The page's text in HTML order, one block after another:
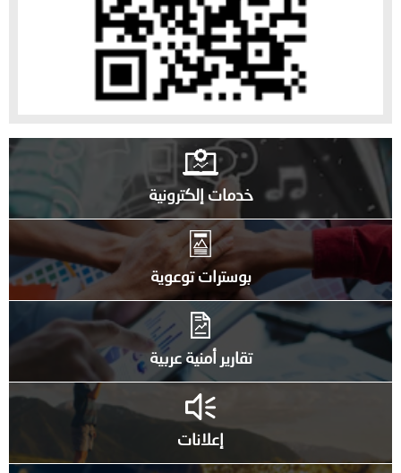
خدمات إلكترونية
بوسترات توعوية
تقارير أمنية عربية
إعلانات